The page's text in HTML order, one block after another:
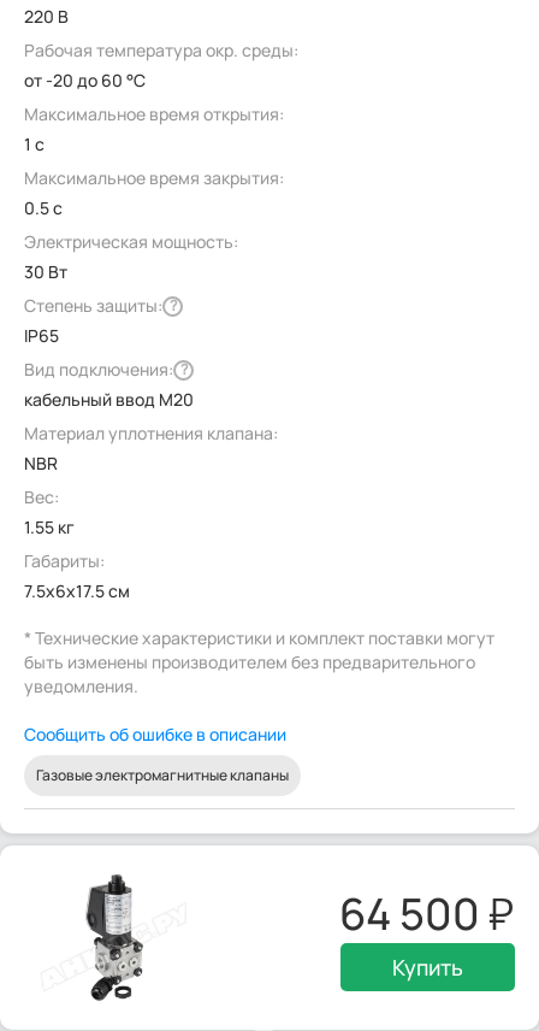
220 В
Рабочая температура окр. среды:
от -20 до 60 °C
Максимальное время открытия:
1 с
Максимальное время закрытия:
0.5 с
Электрическая мощность:
30 Вт
Степень защиты: ?
IP65
Вид подключения: ?
кабельный ввод M20
Материал уплотнения клапана:
NBR
Вес:
1.55 кг
Габариты:
7.5x6x17.5 см
* Технические характеристики и комплект поставки могут
быть изменены производителем без предварительного
уведомления.
Сообщить об ошибке в описании
Газовые электромагнитные клапаны
64 500
Купить